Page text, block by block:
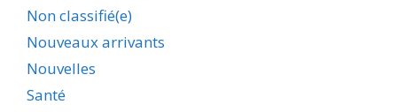
Non classifié(e)
Nouveaux arrivants
Nouvelles
Santé